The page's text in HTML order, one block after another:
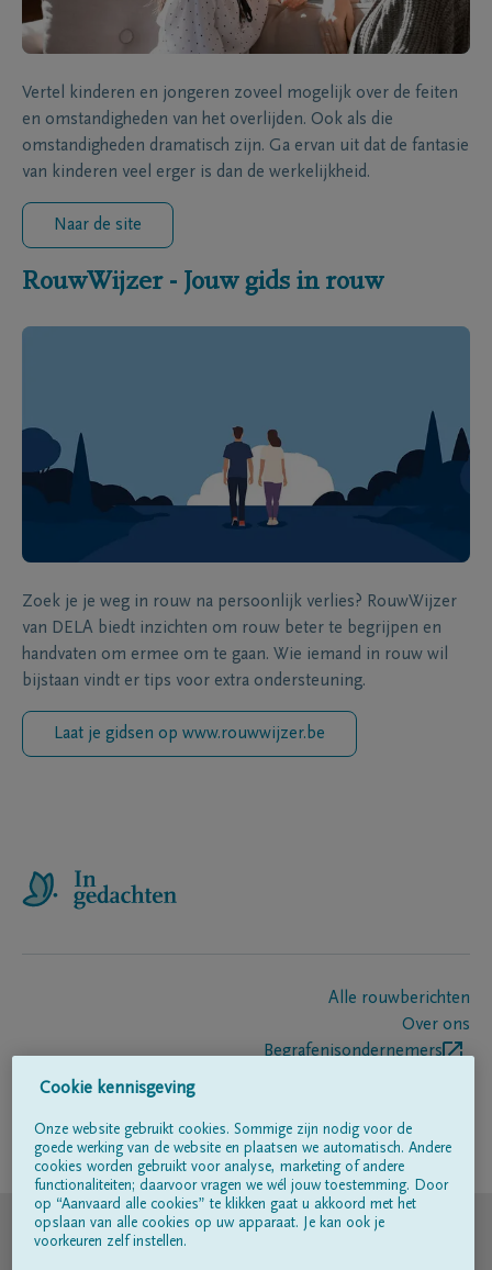
Vertel kinderen en jongeren zoveel mogelijk over de feiten
en omstandigheden van het overlijden. Ook als die
omstandigheden dramatisch zijn. Ga ervan uit dat de fantasie
van kinderen veel erger is dan de werkelijkheid.
Naar de site
RouwWijzer - Jouw gids in rouw
Zoek je je weg in rouw na persoonlijk verlies? RouwWijzer
van DELA biedt inzichten om rouw beter te begrijpen en
handvaten om ermee om te gaan. Wie iemand in rouw wil
bijstaan vindt er tips voor extra ondersteuning.
Laat je gidsen op www.rouwwijzer.be
Alle rouwberichten
Over ons
Begrafenisondernemers
Volg ons op
© DELA
Cookie kennisgeving
Onze website gebruikt cookies. Sommige zijn nodig voor de
goede werking van de website en plaatsen we automatisch. Andere
cookies worden gebruikt voor analyse, marketing of andere
functionaliteiten; daarvoor vragen we wél jouw toestemming. Door
op “Aanvaard alle cookies” te klikken gaat u akkoord met het
opslaan van alle cookies op uw apparaat. Je kan ook je
voorkeuren zelf instellen.